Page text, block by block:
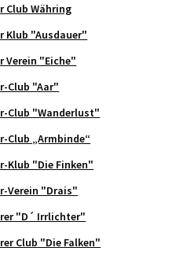
Club Währing
Klub "Ausdauer"
Verein "Eiche"
Club "Aar"
Club "Wanderlust"
Club „Armbinde“
Klub "Die Finken"
Verein "Drais"
"D´ Irrlichter"
Club "Die Falken"